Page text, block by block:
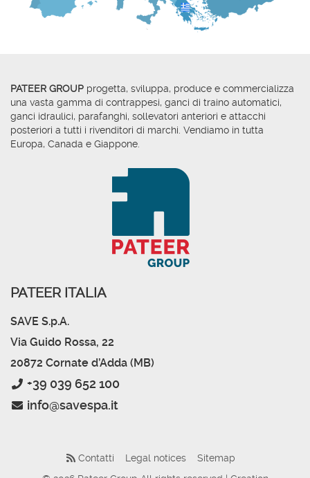
PATEER GROUP progetta, sviluppa, produce e commercializza
una vasta gamma di contrappesi, ganci di traino automatici,
ganci idraulici, parafanghi, sollevatori anteriori e attacchi
posteriori a tutti i rivenditori di marchi. Vendiamo in tutta
Europa, Canada e Giappone.
PATEER ITALIA
SAVE S.p.A.
Via Guido Rossa, 22
20872 Cornate d’Adda (MB)
+39 039 652 100
info@savespa.it
Contatti Legal notices
Sitemap